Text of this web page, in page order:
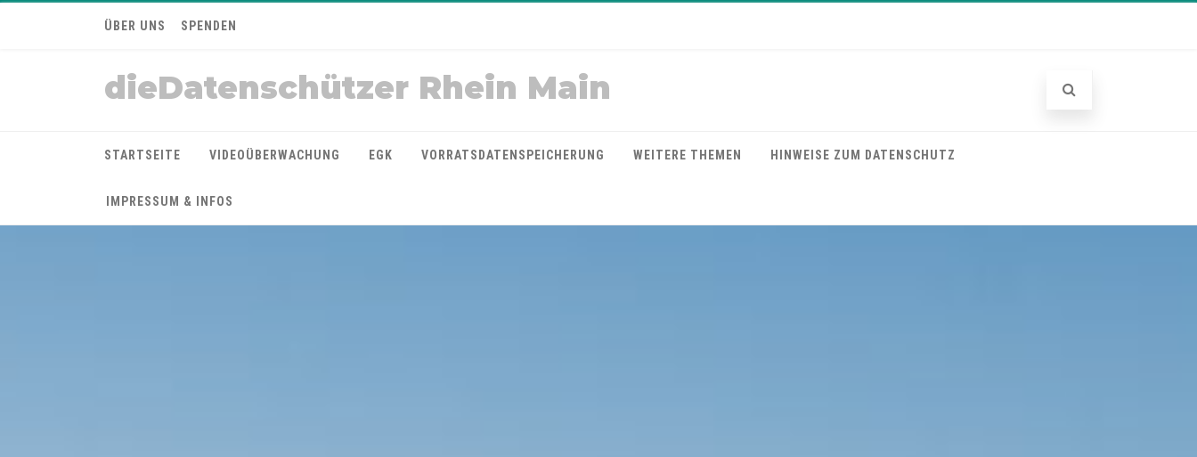
ÜBER UNS SPENDEN
dieDatenschützer Rhein Main
STARTSEITE VIDEOÜBERWACHUNG EGK VORRATSDATENSPEICHERUNG WEITERE THEMEN HINWEISE ZUM DATENSCHUTZ
IMPRESSUM & INFOS